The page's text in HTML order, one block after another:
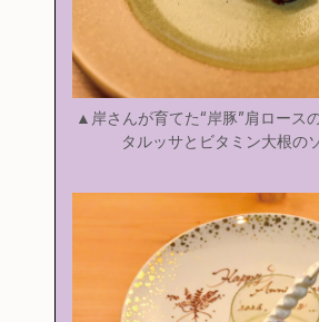
▲岸さんが育てた“岸豚”肩ロー
タルッサとビタミン大根の